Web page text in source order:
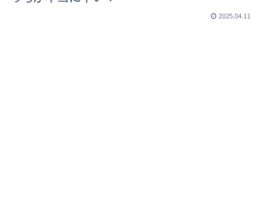
2025.04.11